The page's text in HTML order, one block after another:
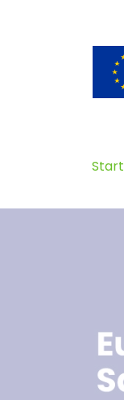
Start